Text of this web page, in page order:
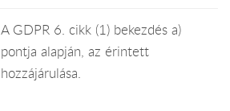
A GDPR 6. cikk (1) bekezdés a)
pontja alapján, az érintett
hozzájárulása.